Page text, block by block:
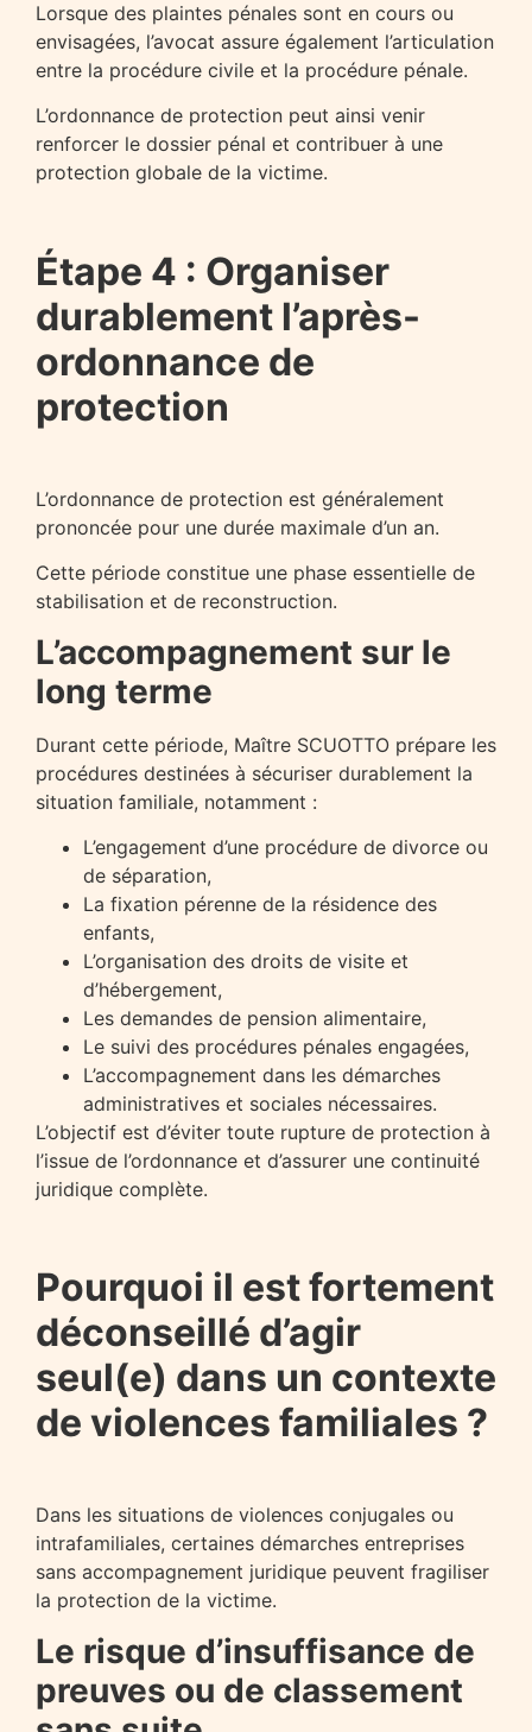
Lorsque des plaintes pénales sont en cours ou
envisagées, l’avocat assure également l’articulation
entre la procédure civile et la procédure pénale.
L’ordonnance de protection peut ainsi venir
renforcer le dossier pénal et contribuer à une
protection globale de la victime.
Étape 4 : Organiser
durablement l’après-
ordonnance de
protection
L’ordonnance de protection est généralement
prononcée pour une durée maximale d’un an.
Cette période constitue une phase essentielle de
stabilisation et de reconstruction.
L’accompagnement sur le
long terme
Durant cette période, Maître SCUOTTO prépare les
procédures destinées à sécuriser durablement la
situation familiale, notamment :
L’engagement d’une procédure de divorce ou
de séparation,
La fixation pérenne de la résidence des
enfants,
L’organisation des droits de visite et
d’hébergement,
Les demandes de pension alimentaire,
Le suivi des procédures pénales engagées,
L’accompagnement dans les démarches
administratives et sociales nécessaires.
L’objectif est d’éviter toute rupture de protection à
l’issue de l’ordonnance et d’assurer une continuité
juridique complète.
Pourquoi il est fortement
déconseillé d’agir
seul(e) dans un contexte
de violences familiales ?
Dans les situations de violences conjugales ou
intrafamiliales, certaines démarches entreprises
sans accompagnement juridique peuvent fragiliser
la protection de la victime.
Le risque d’insuffisance de
preuves ou de classement